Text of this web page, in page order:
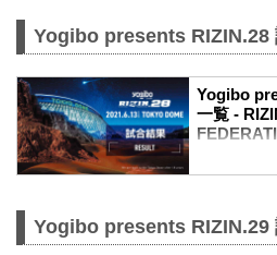
Yogibo presents RIZIN.28
Yogibo
一覧 -
第10試合
ケ / Mikuru
RIZIN.28
Yogibo presents RIZIN.29